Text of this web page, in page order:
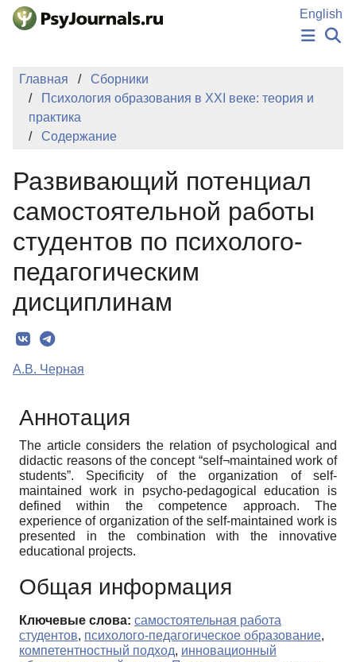
Перейти к основному содержанию
English
НОВОСТИ
ИЗДАНИЯ
Регистрация
Вход
Главная
Сборники
Психология образования в XXI веке: теория и
практика
Содержание
Развивающий потенциал
самостоятельной работы
студентов по психолого-
педагогическим
дисциплинам
А.В. Черная
Аннотация
The article considers the relation of psychological and
didactic reasons of the concept “self¬maintained work of
students”. Specificity of the organization of self-
maintained work in psycho-pedagogical education is
defined within the competence approach. The
experience of organization of the self-maintained work is
presented in the combination with the innovative
educational projects.
Общая информация
Ключевые слова: самостоятельная работа
студентов, психолого-педагогическое образование,
компетентностный подход, инновационный